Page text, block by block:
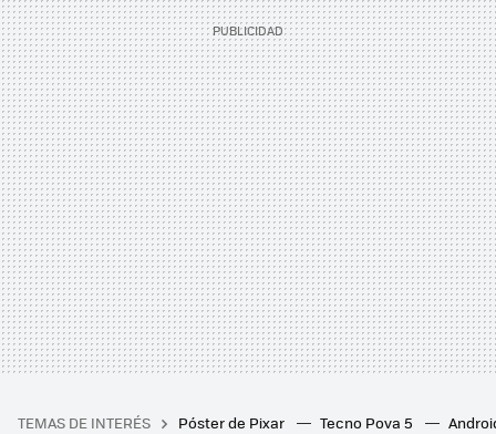
TEMAS DE INTERÉS Póster de Pixar Tecno Pova 5